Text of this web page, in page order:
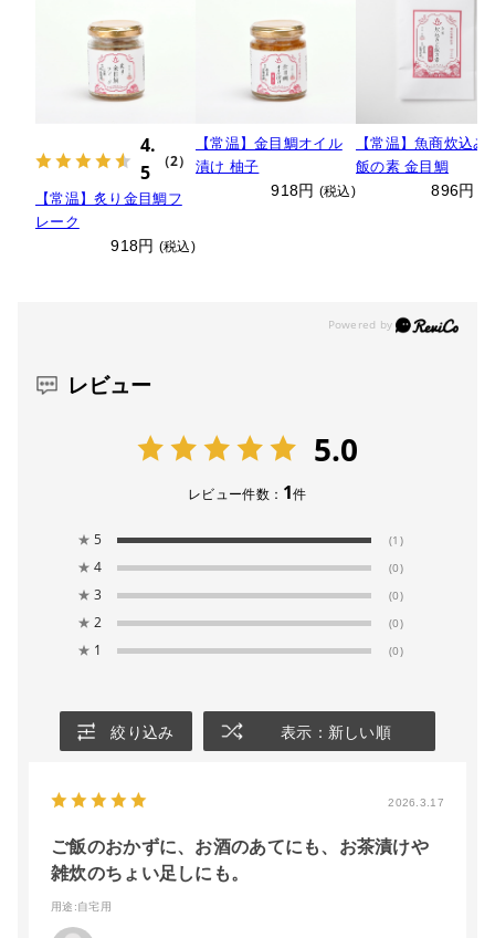
4.
5
（2）
【常温】炙り金目鯛フ
レーク
918円 (税込)
【常温】金目鯛オイル
漬け 柚子
918円 (税込)
【常温】魚商炊込み
飯の素 金目鯛
896円
レビュー
5.0
レビュー件数： 1件
★ 5 (1)
★ 4 (0)
★ 3 (0)
★ 2 (0)
★ 1 (0)
絞り込み 表示：新しい順
2026.3.17
ご飯のおかずに、お酒のあてにも、お茶漬けや
雑炊のちょい足しにも。
用途 :自宅用